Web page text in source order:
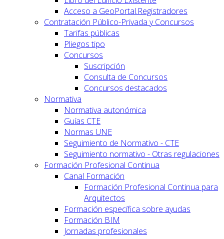
Acceso a GeoPortal.Registradores
Contratación Público-Privada y Concursos
Tarifas públicas
Pliegos tipo
Concursos
Suscripción
Consulta de Concursos
Concursos destacados
Normativa
Normativa autonómica
Guías CTE
Normas UNE
Seguimiento de Normativo - CTE
Seguimiento normativo - Otras regulaciones
Formación Profesional Continua
Canal Formación
Formación Profesional Continua para
Arquitectos
Formación específica sobre ayudas
Formación BIM
Jornadas profesionales